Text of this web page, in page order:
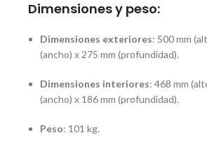
Dimensiones y peso:
Dimensiones exteriores: 500 mm
(ancho) x 275 mm (profundidad).
Dimensiones interiores: 468 mm
(ancho) x 186 mm (profundidad).
Peso: 101 kg.